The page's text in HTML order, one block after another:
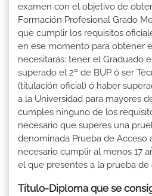
examen con el objetivo de
Formación Profesional Grado
que cumplir los requisitos
en ese momento para obtener
necesitarás: tener el Graduado
superado el 2º de BUP ó ser
(titulación oficial) ó haber
a la Universidad para mayores
cumples ninguno de los
necesario que superes una
denominada Prueba de Acceso
necesario cumplir al menos 17
el que presentes a la prueba de
Título-Diploma que se